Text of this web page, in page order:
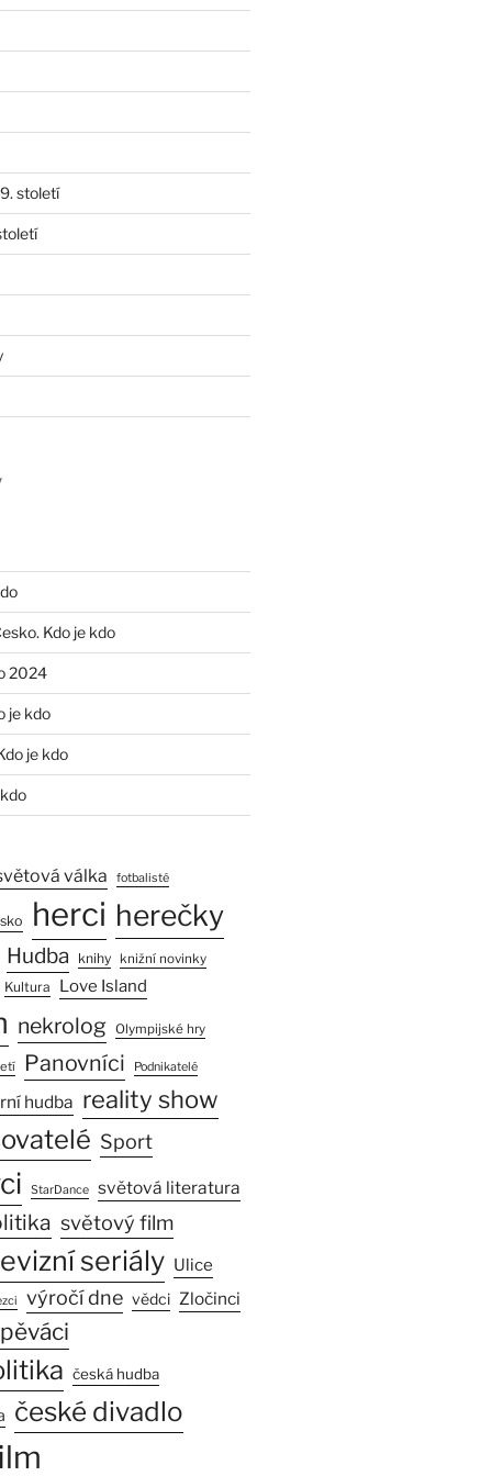
století
Kdo je kdo
2024
je kdo
je kdo
válka fotbalisté
herci herečky
Hudba knihy knižní novinky
Kultura Love Island
nekrolog Olympijské hry
Panovníci Podnikatelé
hudba reality show
Sport
StarDance světová literatura
světový film
seriály Ulice
výročí dne vědci Zločinci
česká hudba
české divadlo